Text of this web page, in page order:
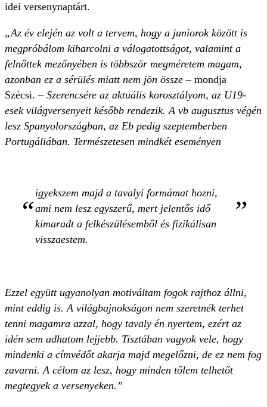
idei versenynaptárt.
„Az év elején az volt a tervem, hogy a juniorok között is
megpróbálom kiharcolni a válogatottságot, valamint a
felnőttek mezőnyében is többször megméretem magam,
azonban ez a sérülés miatt nem jön össze– mondja
Szécsi. – Szerencsére az aktuális korosztályom, az U19-
esek világversenyeit később rendezik. A vb augusztus végén
lesz Spanyolországban, az Eb pedig szeptemberben
Portugáliában. Természetesen mindkét eseményen
igyekszem majd a tavalyi formámat hozni,
ami nem lesz egyszerű, mert jelentős idő
kimaradt a felkészülésemből és fizikálisan
visszaestem.
Ezzel együtt ugyanolyan motiváltam fogok rajthoz állni,
mint eddig is. A világbajnokságon nem szeretnék terhet
tenni magamra azzal, hogy tavaly én nyertem, ezért az
idén sem adhatom lejjebb. Tisztában vagyok vele, hogy
mindenki a címvédőt akarja majd megelőzni, de ez nem fog
zavarni. A célom az lesz, hogy minden tőlem telhetőt
megtegyek a versenyeken.”